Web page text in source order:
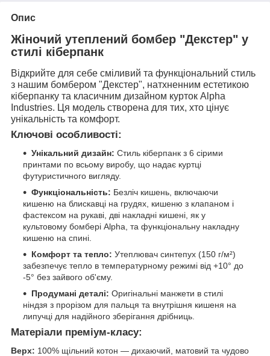
Опис
Жіночий утеплений бомбер "Декстер" у
стилі кіберпанк
Відкрийте для себе сміливий та функціональний стиль
з нашим бомбером "Декстер", натхненним естетикою
кіберпанку та класичним дизайном курток Alpha
Industries. Ця модель створена для тих, хто цінує
унікальність та комфорт.
Ключові особливості:
Унікальний дизайн: Стиль кіберпанк з 6 сірими
принтами по всьому виробу, що надає куртці
футуристичного вигляду.
Функціональність: Безліч кишень, включаючи
кишеню на блискавці на грудях, кишеню з клапаном і
фастексом на рукаві, дві накладні кишені, як у
культовому бомбері Alpha, та функціональну накладну
кишеню на спині.
Комфорт та тепло: Утеплювач синтепух (150 г/м²)
забезпечує тепло в температурному режимі від +10° до
-5° без зайвого об'єму.
Продумані деталі: Оригінальні манжети в стилі
ніндзя з прорізом для пальця та внутрішня кишеня на
липучці для надійного зберігання дрібниць.
Матеріали преміум-класу:
Верх: 100% щільний котон — дихаючий, матовий та чудово